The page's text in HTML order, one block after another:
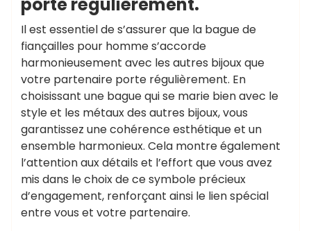
Il est essentiel de s’assurer que la bague de
fiançailles pour homme s’accorde
harmonieusement avec les autres bijoux que
votre partenaire porte régulièrement. En
choisissant une bague qui se marie bien avec le
style et les métaux des autres bijoux, vous
garantissez une cohérence esthétique et un
ensemble harmonieux. Cela montre également
l’attention aux détails et l’effort que vous avez
mis dans le choix de ce symbole précieux
d’engagement, renforçant ainsi le lien spécial
entre vous et votre partenaire.